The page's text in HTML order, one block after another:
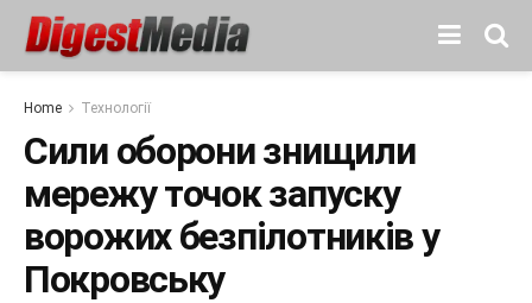
Home Технології
Сили оборони знищили
мережу точок запуску
ворожих безпілотників у
Покровську